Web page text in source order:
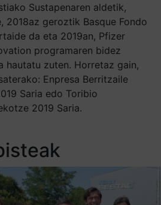
Sustapenaren aldetik,
2018az geroztik Basque Fondo
da eta 2019an, Pfizer
programaren bidez
hautatu zuten. Horretaz gain,
Enpresa Berritzaile
Saria edo Toribio
2019 Saria.